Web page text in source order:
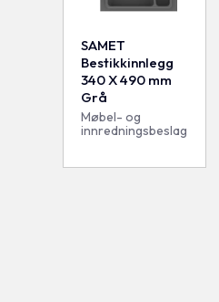
SAMET
Bestikkinnlegg
340 X 490 mm
Grå
Møbel- og
innredningsbeslag